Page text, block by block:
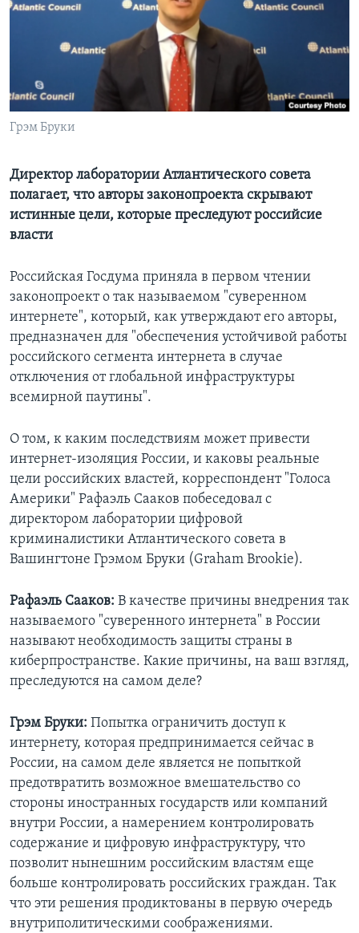
СОЦИАЛЬНЫЕ СЕТИ
Грэм Бруки
Директор лаборатории Атлантического совета
полагает, что авторы законопроекта скрывают
истинные цели, которые преследуют российсие
власти
Российская Госдума приняла в первом чтении
законопроект о так называемом "суверенном
интернете", который, как утверждают его авторы,
предназначен для "обеспечения устойчивой работы
российского сегмента интернета в случае
отключения от глобальной инфраструктуры
всемирной паутины".
О том, к каким последствиям может привести
интернет-изоляция России, и каковы реальные
цели российских властей, корреспондент "Голоса
Америки" Рафаэль Сааков побеседовал с
директором лаборатории цифровой
криминалистики Атлантического совета в
Вашингтоне Грэмом Бруки (Graham Brookie).
Рафаэль Сааков: В качестве причины внедрения так
называемого "суверенного интернета" в России
называют необходимость защиты страны в
киберпространстве. Какие причины, на ваш взгляд,
преследуются на самом деле?
Грэм Бруки: Попытка ограничить доступ к
интернету, которая предпринимается сейчас в
России, на самом деле является не попыткой
предотвратить возможное вмешательство со
стороны иностранных государств или компаний
внутри России, а намерением контролировать
содержание и цифровую инфраструктуру, что
позволит нынешним российским властям еще
больше контролировать российских граждан. Так
что эти решения продиктованы в первую очередь
внутриполитическими соображениями.